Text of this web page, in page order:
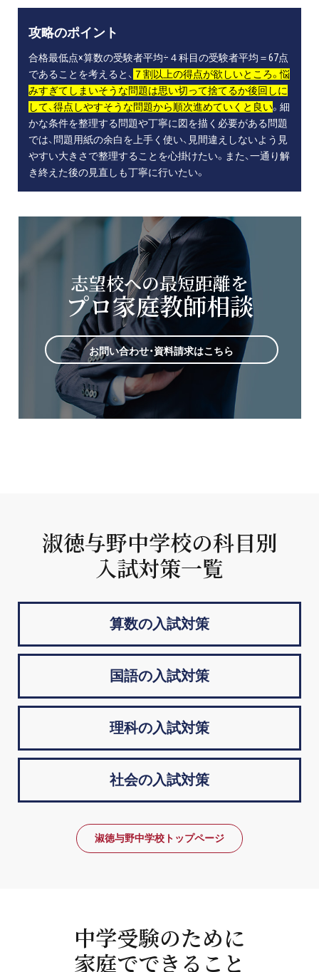
攻略のポイント
合格最低点×算数の受験者平均÷４科目の受験者平均＝67点
であることを考えると、 ７割以上の得点が欲しいところ。悩
みすぎてしまいそうな問題は思い切って捨てるか後回しに
して、得点しやすそうな問題から順次進めていくと良い。細
かな条件を整理する問題や丁寧に図を描く必要がある問題
では、問題用紙の余白を上手く使い、見間違えしないよう見
やすい大きさで整理することを心掛けたい。また、一通り解
き終えた後の見直しも丁寧に行いたい。
志望校への最短距離を
プロ家庭教師相談
お問い合わせ・資料請求はこちら
淑徳与野中学校の科目別
入試対策一覧
算数の入試対策
国語の入試対策
理科の入試対策
社会の入試対策
淑徳与野中学校トップページ
中学受験のために
家庭でできること